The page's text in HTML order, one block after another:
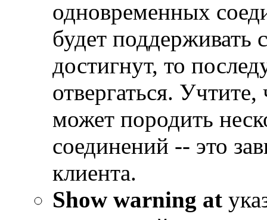
одновременных
будет поддерживать
достигнут, то
отвергаться.
может породить
соединений -- это
клиента.
Show warning at